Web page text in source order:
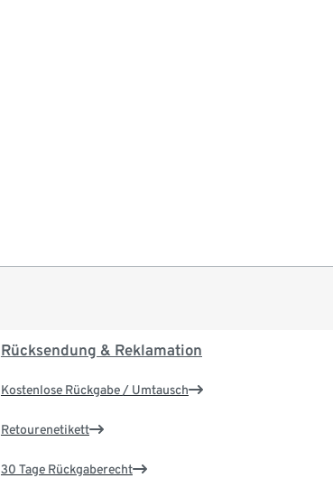
Rücksendung & Reklamation
Kostenlose Rückgabe / Umtausch
Retourenetikett
30 Tage Rückgaberecht